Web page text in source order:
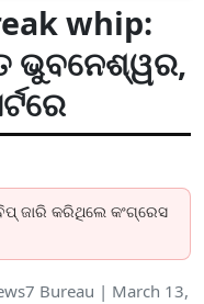
whip:
ଭୁବନେଶ୍ୱର,
ଜାରି କରିଥିଲେ କଂଗ୍ରେସ
Bureau | March 13,